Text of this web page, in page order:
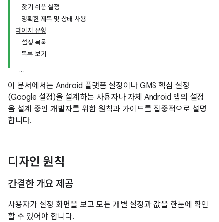
찾기 쉬운 설정
명확한 제목 및 상태 사용
페이지 유형
설정 목록
목록 보기
이 문서에서는 Android 플랫폼 설정이나 GMS 핵심 설정
(Google 설정)을 설계하는 사용자나 자체 Android 앱의 설정
을 설계 중인 개발자를 위한 원칙과 가이드를 집중적으로 설명
합니다.
디자인 원칙
간결한 개요 제공
사용자가 설정 화면을 보고 모든 개별 설정과 값을 한눈에 확인
할 수 있어야 합니다.